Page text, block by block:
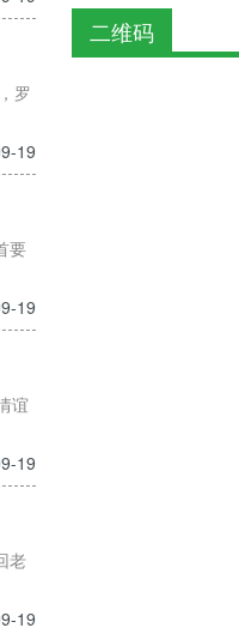
罗
19
要
19
谊
19
老
19
二维码